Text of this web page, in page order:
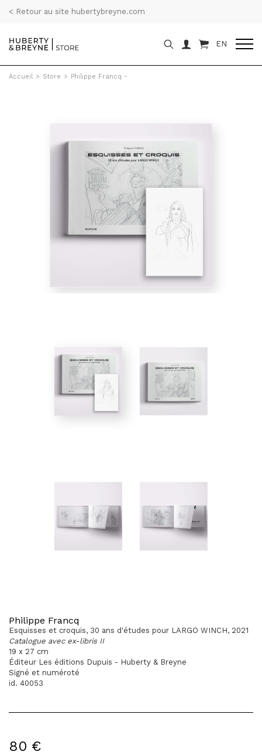
< Retour au site hubertybreyne.com
EN
Accueil > Store > Philippe Francq -
Philippe Francq
Esquisses et croquis, 30 ans d'études pour LARGO WINCH, 2021
Catalogue avec ex-libris II
19 x 27 cm
Éditeur Les éditions Dupuis - Huberty & Breyne
Signé et numéroté
id. 40053
80 €